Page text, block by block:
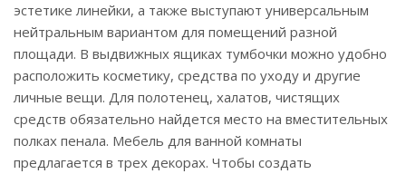
эстетике линейки, а также выступают универсальным
нейтральным вариантом для помещений разной
площади. В выдвижных ящиках тумбочки можно удобно
расположить косметику, средства по уходу и другие
личные вещи. Для полотенец, халатов, чистящих
средств обязательно найдется место на вместительных
полках пенала. Мебель для ванной комнаты
предлагается в трех декорах. Чтобы создать